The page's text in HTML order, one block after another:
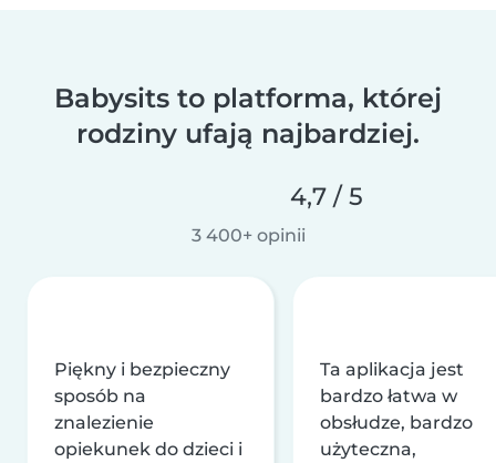
Babysits to platforma, której
rodziny ufają najbardziej.
4,7 / 5
3 400+ opinii
Piękny i bezpieczny
sposób na
znalezienie
opiekunek do dzieci i
Ta aplikacja jest
bardzo łatwa w
obsłudze, bardzo
użyteczna,